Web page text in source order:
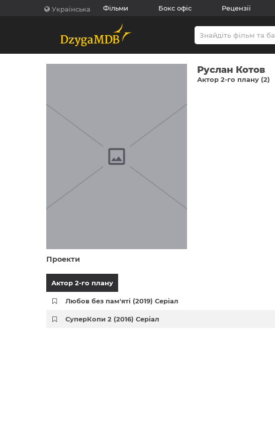
Українська Фільми Бокс офіс Рецензії
Руслан Котов
Актор 2-го плану (2)
Проекти
Актор 2-го плану
Любов без пам'яті (2019) Серіал
СуперКопи 2 (2016) Серіал